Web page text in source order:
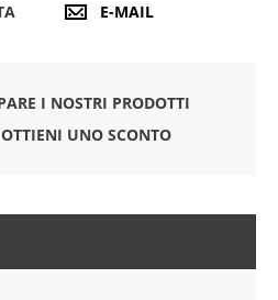
E-MAIL
I NOSTRI PRODOTTI
UNO SCONTO